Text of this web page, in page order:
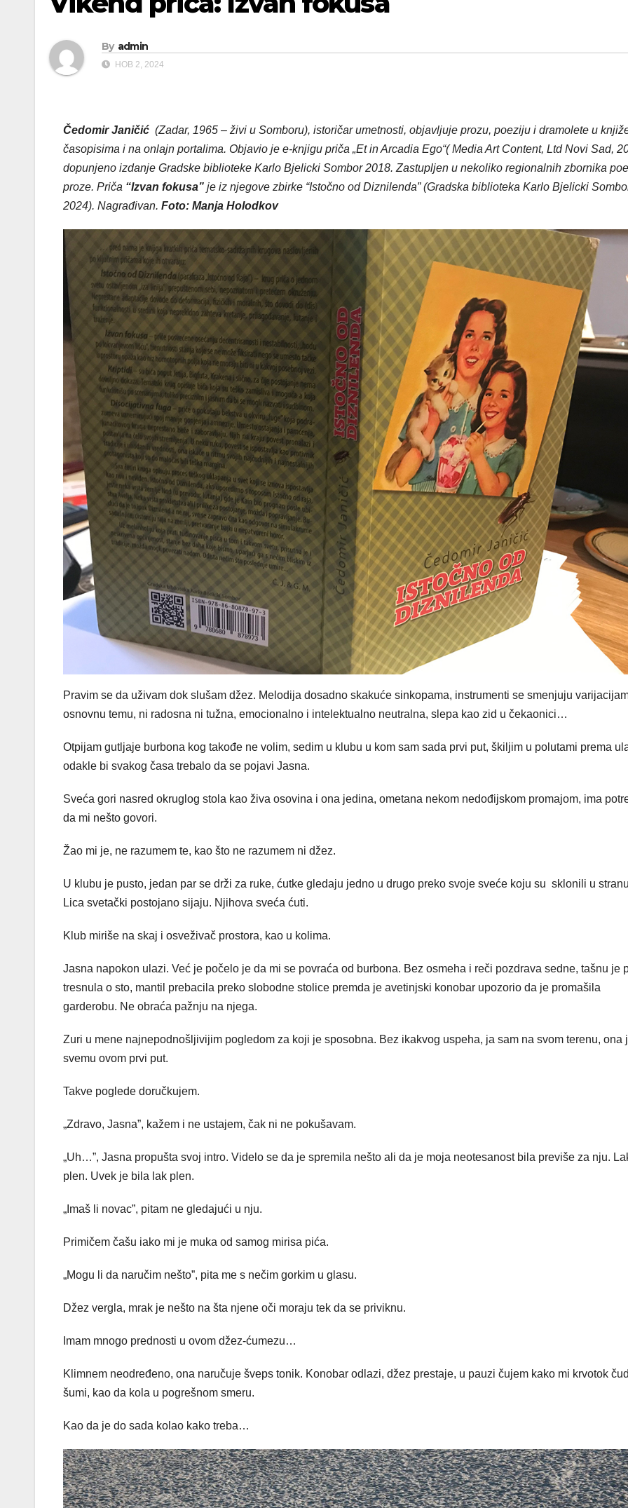
By admin
НОВ 2, 2024
Čedomir Janičić (Zadar, 1965 – živi u Somboru), istoričar umetnosti, objavljuje prozu, poeziju i dramolete u
časopisima i na onlajn portalima. Objavio je e-knjigu priča „Et in Arcadia Ego“( Media Art Content, Ltd Novi Sad,
dopunjeno izdanje Gradske biblioteke Karlo Bjelicki Sombor 2018. Zastupljen u nekoliko regionalnih zbornika
proze. Priča “Izvan fokusa” je iz njegove zbirke “Istočno od Diznilenda” (Gradska biblioteka Karlo Bjelicki
2024). Nagrađivan. Foto: Manja Holodkov
Pravim se da uživam dok slušam džez. Melodija dosadno skakuće sinkopama, instrumenti se smenjuju
osnovnu temu, ni radosna ni tužna, emocionalno i intelektualno neutralna, slepa kao zid u čekaonici…
Otpijam gutljaje burbona kog takođe ne volim, sedim u klubu u kom sam sada prvi put, škiljim u polutami prema
odakle bi svakog časa trebalo da se pojavi Jasna.
Sveća gori nasred okruglog stola kao živa osovina i ona jedina, ometana nekom nedođijskom promajom, ima
da mi nešto govori.
Žao mi je, ne razumem te, kao što ne razumem ni džez.
U klubu je pusto, jedan par se drži za ruke, ćutke gledaju jedno u drugo preko svoje sveće koju su sklonili u
Lica svetački postojano sijaju. Njihova sveća ćuti.
Klub miriše na skaj i osveživač prostora, kao u kolima.
Jasna napokon ulazi. Već je počelo je da mi se povraća od burbona. Bez osmeha i reči pozdrava sedne, tašnu je
tresnula o sto, mantil prebacila preko slobodne stolice premda je avetinjski konobar upozorio da je promašila
garderobu. Ne obraća pažnju na njega.
Zuri u mene najnepodnošljivijim pogledom za koji je sposobna. Bez ikakvog uspeha, ja sam na svom terenu, ona
svemu ovom prvi put.
Takve poglede doručkujem.
„Zdravo, Jasna”, kažem i ne ustajem, čak ni ne pokušavam.
„Uh…”, Jasna propušta svoj intro. Videlo se da je spremila nešto ali da je moja neotesanost bila previše za nju.
plen. Uvek je bila lak plen.
„Imaš li novac”, pitam ne gledajući u nju.
Primičem čašu iako mi je muka od samog mirisa pića.
„Mogu li da naručim nešto”, pita me s nečim gorkim u glasu.
Džez vergla, mrak je nešto na šta njene oči moraju tek da se priviknu.
Imam mnogo prednosti u ovom džez-ćumezu…
Klimnem neodređeno, ona naručuje šveps tonik. Konobar odlazi, džez prestaje, u pauzi čujem kako mi krvotok
šumi, kao da kola u pogrešnom smeru.
Kao da je do sada kolao kako treba…